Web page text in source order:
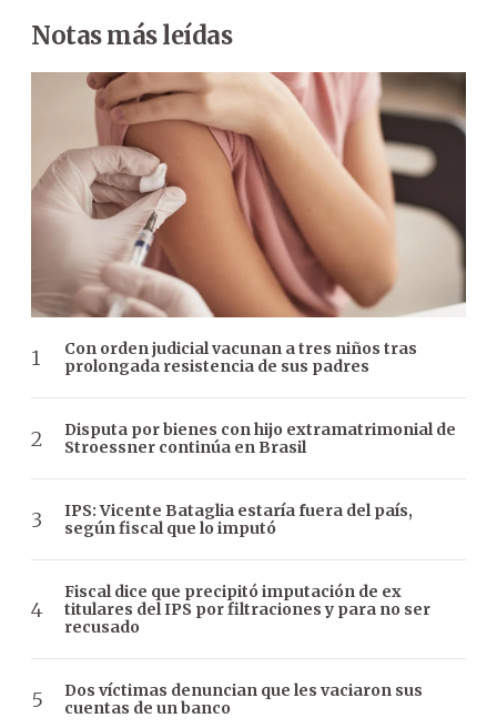
Notas más leídas
Con orden judicial vacunan a tres niños tras
prolongada resistencia de sus padres
Disputa por bienes con hijo extramatrimonial de
Stroessner continúa en Brasil
IPS: Vicente Bataglia estaría fuera del país,
según fiscal que lo imputó
Fiscal dice que precipitó imputación de ex
titulares del IPS por filtraciones y para no ser
recusado
Dos víctimas denuncian que les vaciaron sus
cuentas de un banco